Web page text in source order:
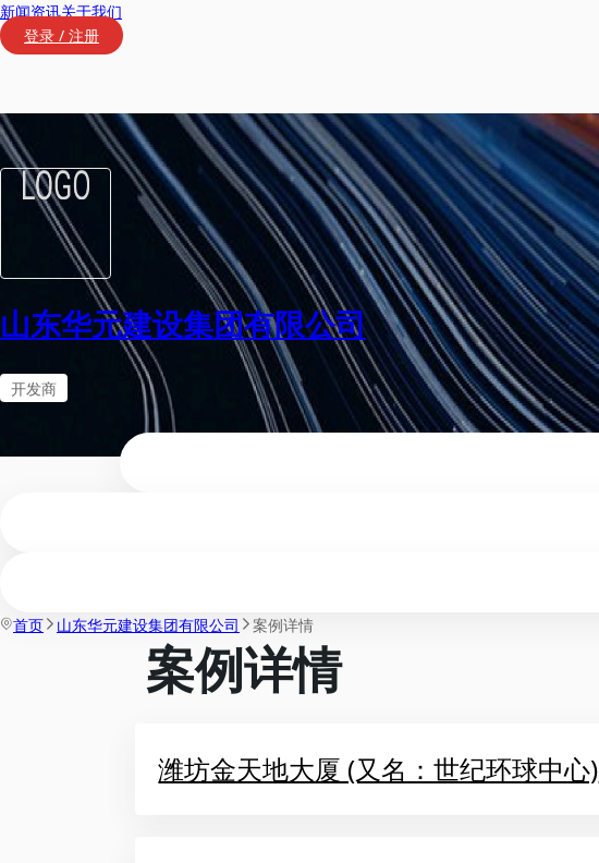
新闻资讯关于我们
登录 / 注册
山东华元建设集团有限公司
开发商
首页
山东华元建设集团有限公司 案例详情
案例详情
潍坊金天地大厦 (又名：世纪环球中心)